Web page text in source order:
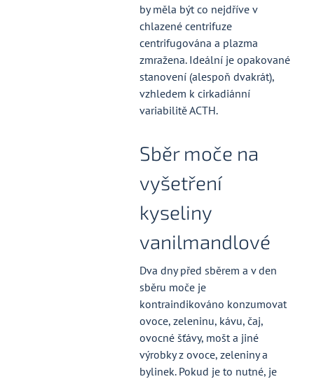
by měla být co nejdříve v
chlazené centrifuze
centrifugována a plazma
zmražena. Ideální je opakované
stanovení (alespoň dvakrát),
vzhledem k cirkadiánní
variabilitě ACTH.
Sběr moče na
vyšetření
kyseliny
vanilmandlové
Dva dny před sběrem a v den
sběru moče je
kontraindikováno konzumovat
ovoce, zeleninu, kávu, čaj,
ovocné šťávy, mošt a jiné
výrobky z ovoce, zeleniny a
bylinek. Pokud je to nutné, je